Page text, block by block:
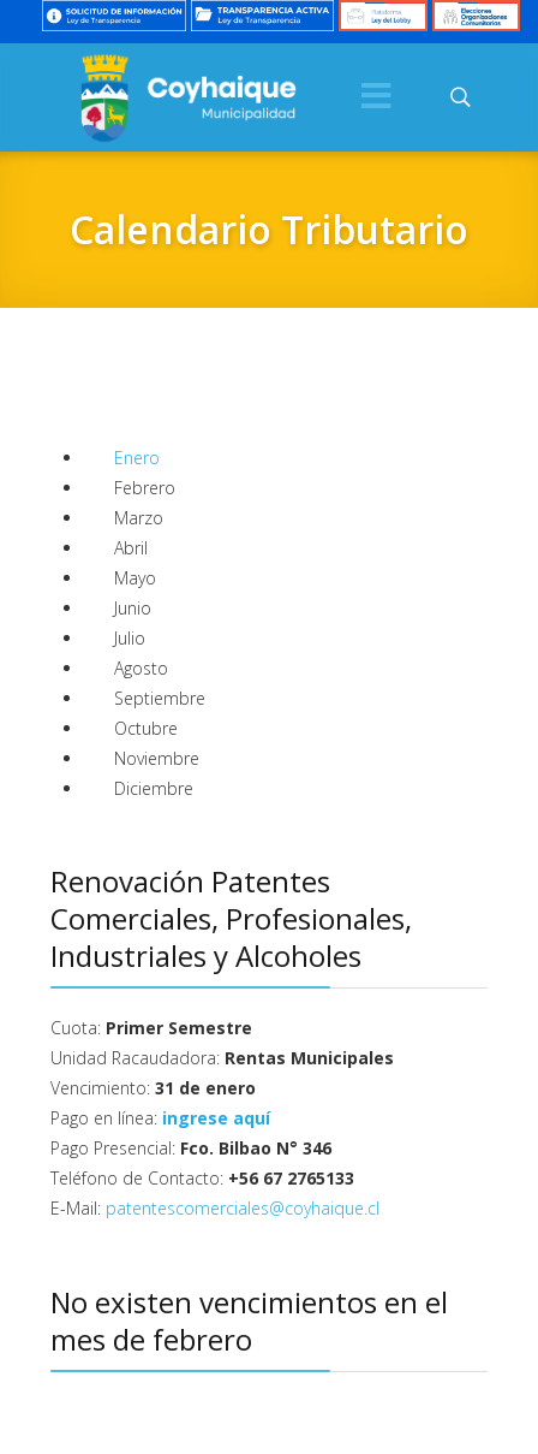
Calendario Tributario
Enero
Febrero
Marzo
Abril
Mayo
Junio
Julio
Agosto
Septiembre
Octubre
Noviembre
Diciembre
Renovación Patentes
Comerciales, Profesionales,
Industriales y Alcoholes
Cuota: Primer Semestre
Unidad Racaudadora: Rentas Municipales
Vencimiento:31 de enero
Pago en línea: ingrese aquí
Pago Presencial:Fco. Bilbao N° 346
Teléfono de Contacto:+56 67 2765133
E-Mail: patentescomerciales@coyhaique.cl
No existen vencimientos en el
mes de febrero